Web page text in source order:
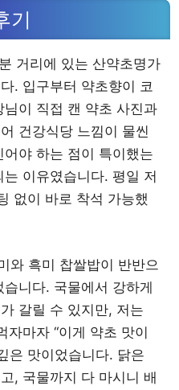
기
거리에 있는 산약초명가
. 입구부터 약초향이 코
이 직접 캔 약초 사진과
건강식당 느낌이 물씬
야 하는 점이 특이했는
이유였습니다. 평일 저
없이 바로 착석 가능했
와 흑미 찹쌀밥이 반반으
니다. 국물에서 강하게
갈릴 수 있지만, 저는
자마자 “이게 약초 맛이
은 맛이었습니다. 닭은
, 국물까지 다 마시니 배